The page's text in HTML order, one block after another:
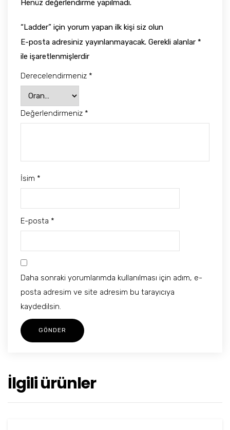
Henüz değerlendirme yapılmadı.
“Ladder” için yorum yapan ilk kişi siz olun
E-posta adresiniz yayınlanmayacak. Gerekli alanlar *
ile işaretlenmişlerdir
Derecelendirmeniz *
Değerlendirmeniz *
İsim *
E-posta *
Daha sonraki yorumlarımda kullanılması için adım, e-
posta adresim ve site adresim bu tarayıcıya
kaydedilsin.
İlgili ürünler